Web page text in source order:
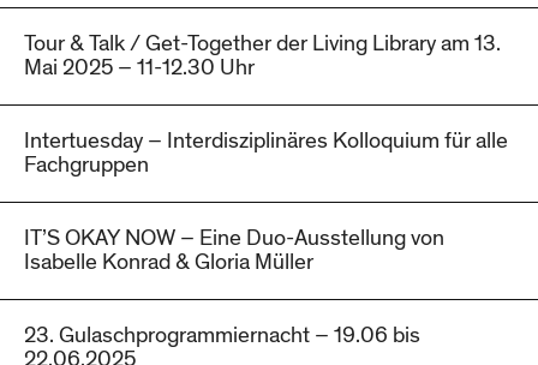
Tour & Talk / Get-Together der Living Library am 13.
Mai 2025 – 11-12.30 Uhr
Intertuesday – Interdisziplinäres Kolloquium für alle
Fachgruppen
IT’S OKAY NOW – Eine Duo-Ausstellung von
Isabelle Konrad & Gloria Müller
23. Gulaschprogrammiernacht – 19.06 bis